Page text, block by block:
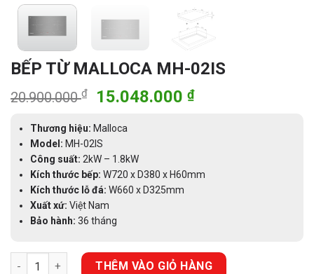
BẾP TỪ MALLOCA MH-02IS
20.900.000₫
Giá
là:
20.900.000 ₫.
15.048.000 ₫Giá
Thương hiệu: Malloca
Model: MH-02IS
Công suất: 2kW – 1.8kW
Kích thước bếp: W720 x D380 x H60mm
Kích thước lỗ đá: W660 x D325mm
Xuất xứ: Việt Nam
Bảo hành: 36 tháng
BẾP TỪ MALLOCA MH-02IS số lượng
THÊM VÀO GIỎ HÀNG